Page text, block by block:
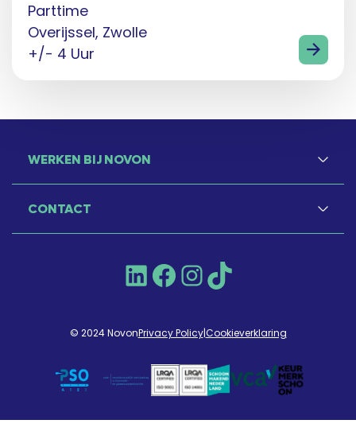
Parttime
Overijssel, Zwolle
+/- 4 Uur
WERKEN BIJ NOVON
CONTACT
LinkedInFacebookInstagram
TikTok
© 2024 NovonPrivacy Policy|Cookieverklaring